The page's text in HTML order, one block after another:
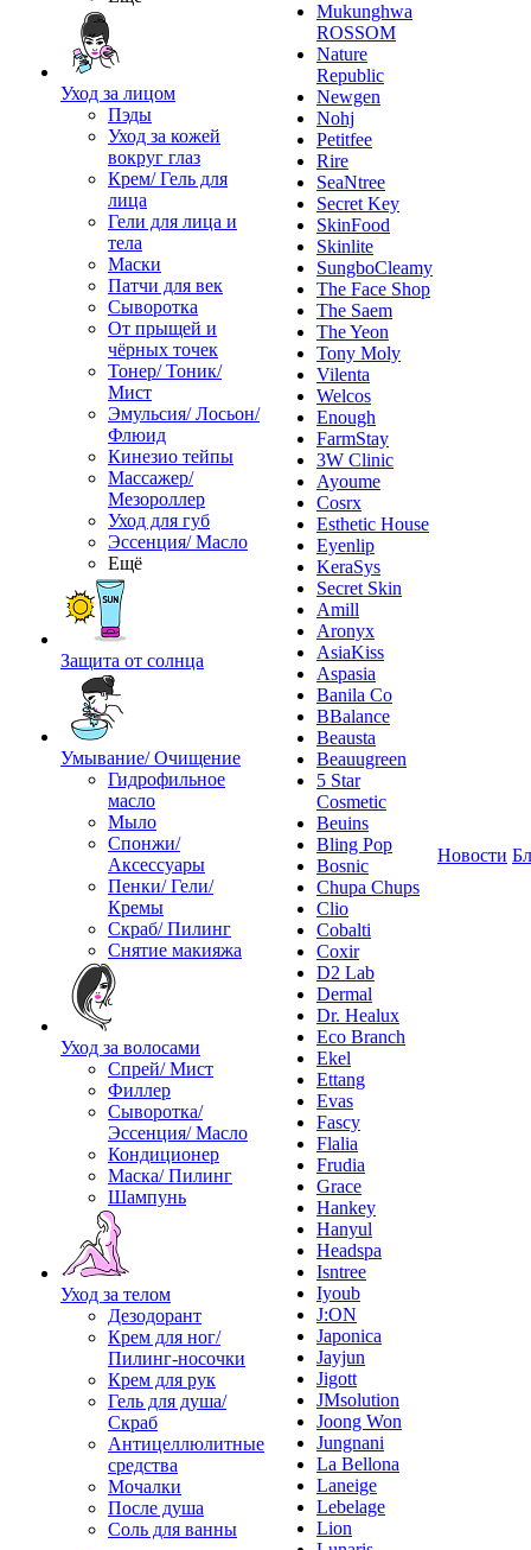
Уход за лицом
Пэды
Уход за кожей
вокруг глаз
Крем/ Гель для
лица
Гели для лица и
тела
Маски
Патчи для век
Сыворотка
От прыщей и
чёрных точек
Тонер/ Тоник/
Мист
Эмульсия/ Лосьон/
Флюид
Кинезио тейпы
Массажер/
Мезороллер
Уход для губ
Эссенция/ Масло
Ещё
Защита от солнца
Умывание/ Очищение
Гидрофильное
масло
Мыло
Спонжи/
Аксессуары
Пенки/ Гели/
Кремы
Скраб/ Пилинг
Снятие макияжа
Уход за волосами
Спрей/ Мист
Филлер
Сыворотка/
Эссенция/ Масло
Кондиционер
Маска/ Пилинг
Шампунь
Уход за телом
Дезодорант
Крем для ног/
Пилинг-носочки
Крем для рук
Гель для душа/
Скраб
Антицеллюлитные
средства
Мочалки
После душа
Соль для ванны
Mukunghwa
ROSSOM
Nature
Republic
Newgen
Nohj
Petitfee
Rire
SeaNtree
Secret Key
SkinFood
Skinlite
SungboCleamy
The Face Shop
The Saem
The Yeon
Tony Moly
Vilenta
Welcos
Enough
FarmStay
3W Clinic
Ayoume
Cosrx
Esthetic House
Eyenlip
KeraSys
Secret Skin
Amill
Aronyx
AsiaKiss
Aspasia
Banila Co
BBalance
Beausta
Beauugreen
5 Star
Cosmetic
Beuins
Bling Pop
Bosnic
Chupa Chups
Clio
Cobalti
Coxir
D2 Lab
Dermal
Dr. Healux
Eco Branch
Ekel
Ettang
Evas
Fascy
Flalia
Frudia
Grace
Hankey
Hanyul
Headspa
Isntree
Iyoub
J:ON
Japonica
Jayjun
Jigott
JMsolution
Joong Won
Jungnani
La Bellona
Laneige
Lebelage
Lion
Новости